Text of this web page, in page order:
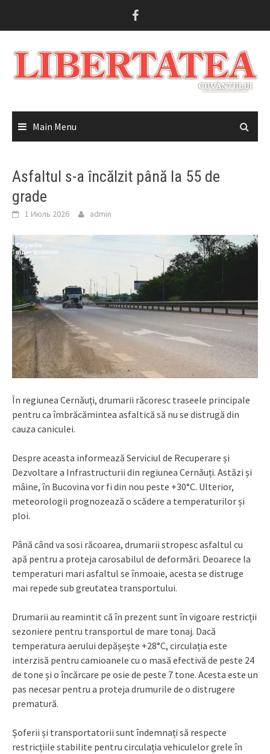
Main Menu
Asfaltul s-a încălzit până la 55 de
grade
1 Июль 2026 admin
În regiunea Cernăuți, drumarii răcoresc traseele principale
pentru ca îmbrăcămintea asfaltică să nu se distrugă din
cauza caniculei.
Despre aceasta informează Serviciul de Recuperare și
Dezvoltare a Infrastructurii din regiunea Cernăuți. Astăzi și
mâine, în Bucovina vor fi din nou peste +30°C. Ulterior,
meteorologii prognozează o scădere a temperaturilor și
ploi.
Până când va sosi răcoarea, drumarii stropesc asfaltul cu
apă pentru a proteja carosabilul de deformări. Deoarece la
temperaturi mari asfaltul se înmoaie, acesta se distruge
mai repede sub greutatea transportului.
Drumarii au reamintit că în prezent sunt în vigoare restricții
sezoniere pentru transportul de mare tonaj. Dacă
temperatura aerului depășește +28°C, circulația este
interzisă pentru camioanele cu o masă efectivă de peste 24
de tone și o încărcare pe osie de peste 7 tone. Acesta este un
pas necesar pentru a proteja drumurile de o distrugere
prematură.
Șoferii și transportatorii sunt îndemnați să respecte
restricțiile stabilite pentru circulația vehiculelor grele în